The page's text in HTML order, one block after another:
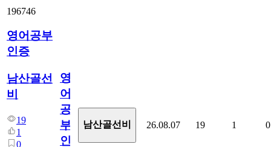
196746
영어공부
인증
남산골선
비
19
1
0
영
어
공
부
인
남산골선비 26.08.07 19 1 0